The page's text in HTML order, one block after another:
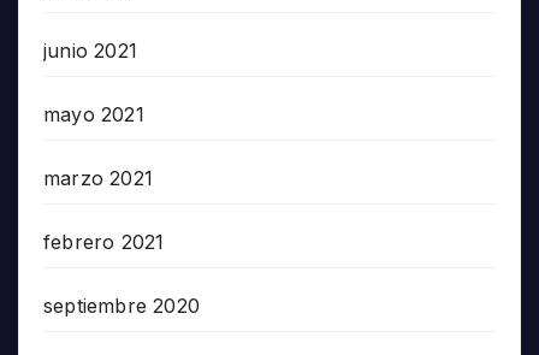
junio 2021
mayo 2021
marzo 2021
febrero 2021
septiembre 2020